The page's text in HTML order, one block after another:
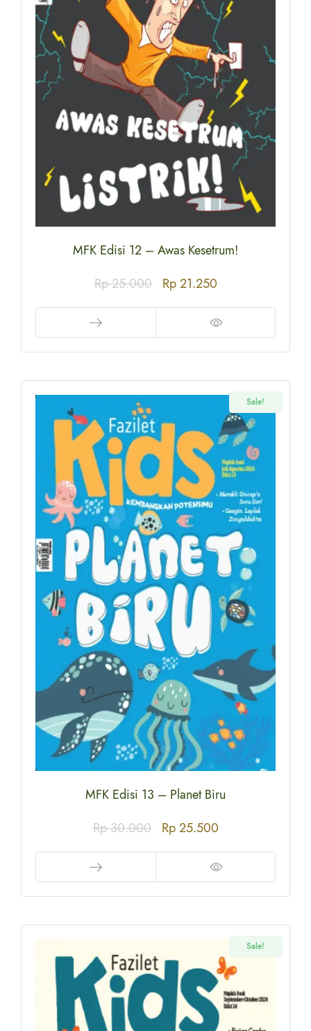
MFK Edisi 12 – Awas Kesetrum!
Rp25.000 Rp21.250
Sale!
MFK Edisi 13 – Planet Biru
Rp30.000 Rp25.500
Sale!